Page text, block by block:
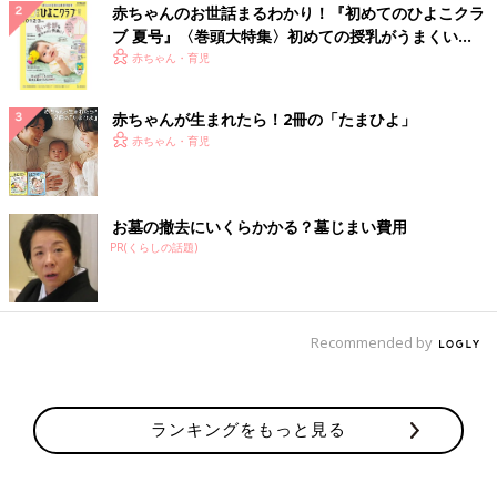
赤ちゃんのお世話まるわかり！『初めてのひよこクラ
ブ 夏号』〈巻頭大特集〉初めての授乳がうまくい
く！ おっぱい・ミルクの基本と夏のトラブル 解決テ
赤ちゃん・育児
赤ちゃんが生まれたら！2冊の「たまひよ」
赤ちゃん・育児
お墓の撤去にいくらかかる？墓じまい費用
PR(くらしの話題)
Recommended by
ランキングをもっと見る